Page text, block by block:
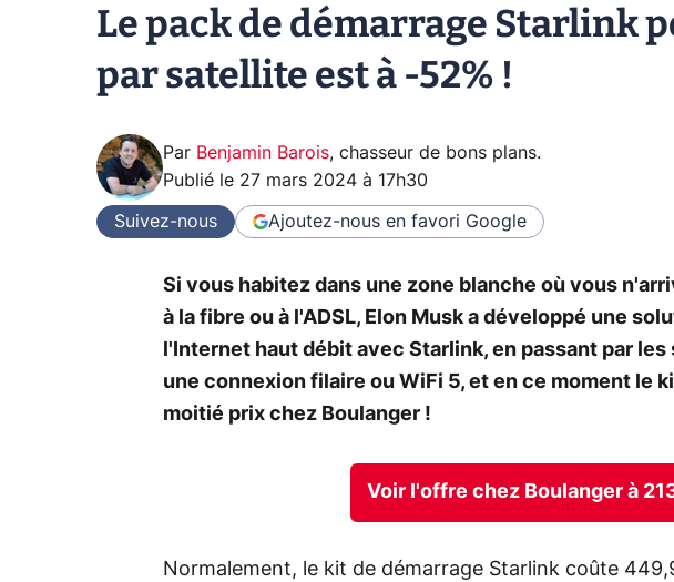
Le pack de démarrage Starlink
par satellite est à -52% !
Par Benjamin Barois, chasseur de bons plans.
Publié le 27 mars 2024 à 17h30
Suivez-nous Ajoutez-nous en favori Google
Si vous habitez dans une zone blanche où vous
à la fibre ou à l'ADSL, Elon Musk a développé une
l'Internet haut débit avec Starlink, en passant par
une connexion filaire ou WiFi 5, et en ce moment le
moitié prix chez Boulanger !
Voir l'offre chez Boulanger à
Normalement, le kit de démarrage Starlink coûte